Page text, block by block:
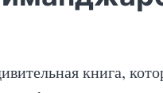
книга,